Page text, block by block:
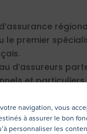
navigation, vous
à assurer le bon
personnaliser les
le premier
d’assureurs
et
sur mesure.